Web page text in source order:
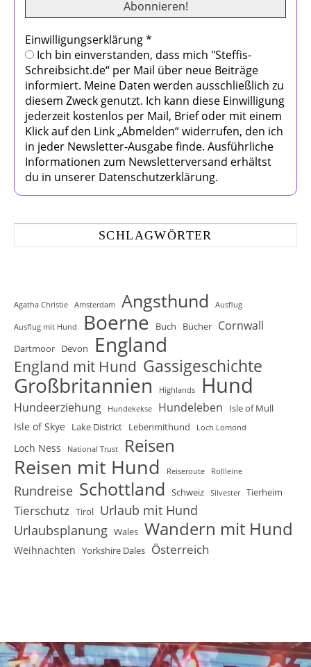
Einwilligungserklärung*
Ich bin einverstanden, dass mich "Steffis-
Schreibsicht.de“ per Mail über neue Beiträge
informiert. Meine Daten werden ausschließlich zu
diesem Zweck genutzt. Ich kann diese Einwilligung
jederzeit kostenlos per Mail, Brief oder mit einem
Klick auf den Link „Abmelden“ widerrufen, den ich
in jeder Newsletter-Ausgabe finde. Ausführliche
Informationen zum Newsletterversand erhältst
du in unserer Datenschutzerklärung.
SCHLAGWÖRTER
Agatha Christie Amsterdam Angsthund Ausflug
Ausflug mit Hund Boerne Buch Bücher Cornwall
Dartmoor Devon England
England mit Hund Gassigeschichte
Großbritannien Highlands Hund
Hundeerziehung Hundekekse Hundeleben Isle of Mull
Isle of Skye Lake District Lebenmithund Loch Lomond
Loch Ness National Trust Reisen
Reisen mit Hund Reiseroute Rollleine
Rundreise Schottland Schweiz Silvester Tierheim
Tierschutz Tirol Urlaub mit Hund
Urlaubsplanung Wales Wandern mit Hund
Weihnachten Yorkshire Dales Österreich